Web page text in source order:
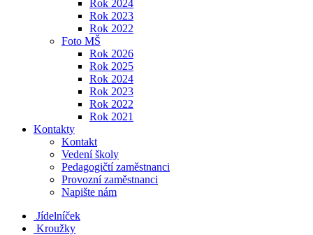
Rok 2024
Rok 2023
Rok 2022
Foto MŠ
Rok 2026
Rok 2025
Rok 2024
Rok 2023
Rok 2022
Rok 2021
Kontakty
Kontakt
Vedení školy
Pedagogičtí zaměstnanci
Provozní zaměstnanci
Napište nám
Jídelníček
Kroužky